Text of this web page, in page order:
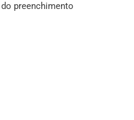
preenchimento